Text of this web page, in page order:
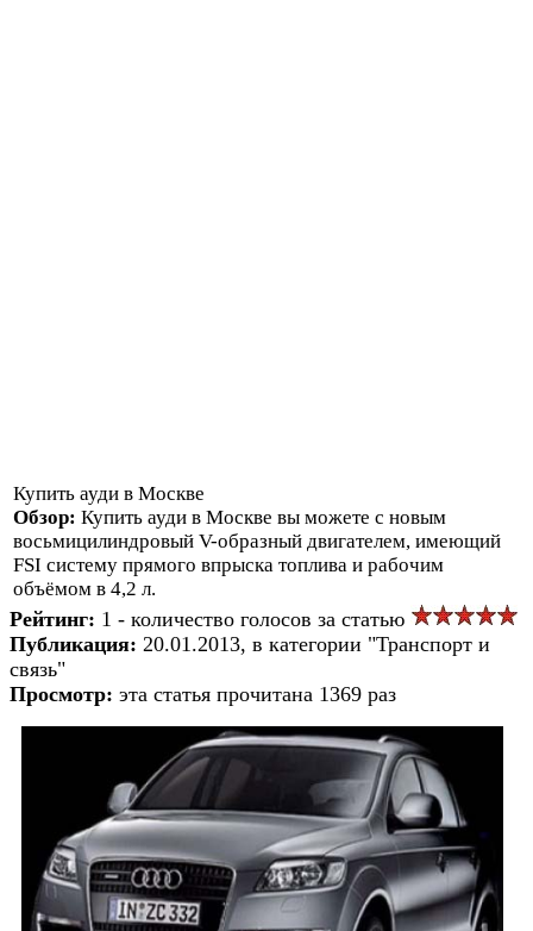
Купить ауди в Москве
Обзор: Купить ауди в Москве вы можете с новым
восьмицилиндровый V-образный двигателем, имеющий
FSI систему прямого впрыска топлива и рабочим
объёмом в 4,2 л.
Рейтинг: 1 - количество голосов за статью
Публикация: 20.01.2013, в категории "Транспорт и
связь"
Просмотр: эта статья прочитана 1369 раз